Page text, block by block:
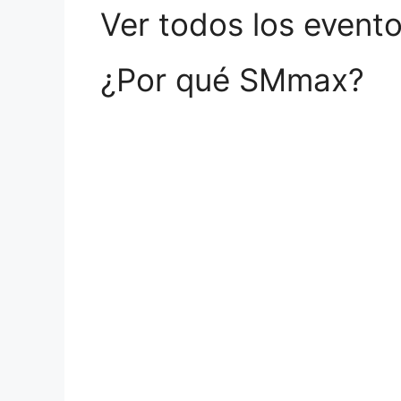
Ver todos los
¿Por qué SMmax?